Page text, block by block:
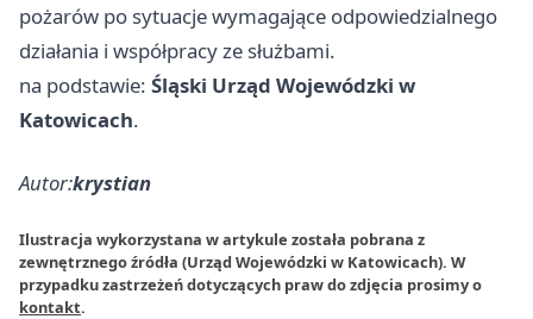
pożarów po sytuacje wymagające odpowiedzialnego
działania i współpracy ze służbami.
na podstawie: Śląski Urząd Wojewódzki w
Katowicach.
Autor:krystian
Ilustracja wykorzystana w artykule została pobrana z
zewnętrznego źródła (Urząd Wojewódzki w Katowicach). W
przypadku zastrzeżeń dotyczących praw do zdjęcia prosimy o
kontakt.